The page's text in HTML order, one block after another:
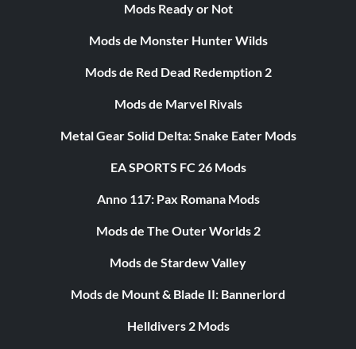
Mods Ready or Not
Mods de Monster Hunter Wilds
Mods de Red Dead Redemption 2
Mods de Marvel Rivals
Metal Gear Solid Delta: Snake Eater Mods
EA SPORTS FC 26 Mods
Anno 117: Pax Romana Mods
Mods de The Outer Worlds 2
Mods de Stardew Valley
Mods de Mount & Blade II: Bannerlord
Helldivers 2 Mods